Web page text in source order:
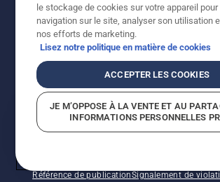
l'amélioration continue, le produit peut
varier par rapport aux images, mais la
Référence de publicationSignalement de
le stockage de cookies sur votre appareil
navigation sur le site, analyser son utilisation
nos efforts de marketing.
Lisez notre politique en matière de cookies
ACCEPTER LES COOKIES
JE M’OPPOSE À LA VENTE ET AU
INFORMATIONS PERSONNELLES
En quoi pouvons-nous